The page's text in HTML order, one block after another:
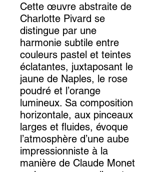
Cette œuvre abstraite de
Charlotte Pivard se
distingue par une
harmonie subtile entre
couleurs pastel et teintes
éclatantes, juxtaposant le
jaune de Naples, le rose
poudré et l’orange
lumineux. Sa composition
horizontale, aux pinceaux
larges et fluides, évoque
l’atmosphère d’une aube
impressionniste à la
manière de Claude Monet